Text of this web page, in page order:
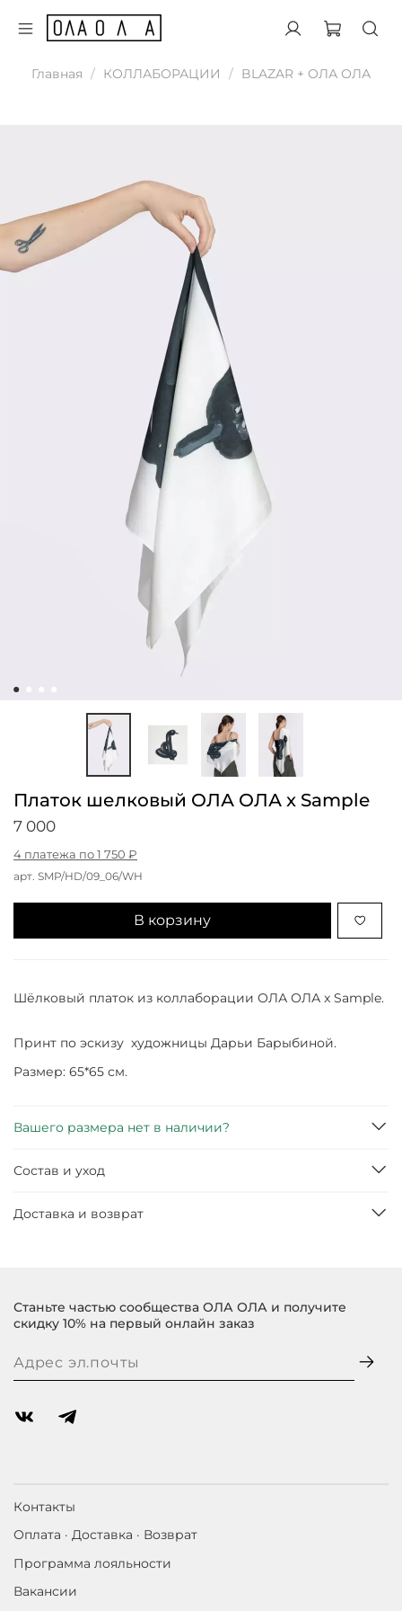
Главная КОЛЛАБОРАЦИИ BLAZAR + ОЛА ОЛА
арт. SMP/HD/09_06/WH
Платок шелковый ОЛА ОЛА x Sample
7 000
4 платежа по 1 750 ₽
В корзину
Шёлковый платок из коллаборации ОЛА ОЛА x Sample.
Принт по эскизу художницы Дарьи Барыбиной.
Размер: 65*65 см.
Вашего размера нет в наличии?
Состав и уход
Доставка и возврат
Контакты
Оплата · Доставка · Возврат
Программа лояльности
Вакансии
Станьте частью сообщества ОЛА ОЛА и получите
скидку 10% на первый онлайн заказ